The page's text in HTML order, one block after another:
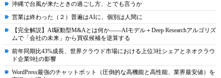
沖縄で台風が来たときの過ごし方、とでも言うか
営業は終わった（２）普遍はAIに、個別は人間に
【完全解説】AI駆動型M&Aとは何か――AIモデル＋Deep Researchアルゴリズ
ムで「会社の未来」から買収候補を逆算する
前年同期比43%成長、世界クラウド市場における上位3社シェアとネオクラウ
ド企業9社の影響
WordPress最強のチャットボット（圧倒的な高機能と高性能、業界最安値）を